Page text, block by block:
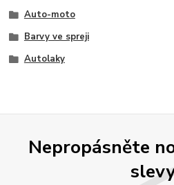
Auto-moto
Barvy ve spreji
Autolaky
Nepropásněte